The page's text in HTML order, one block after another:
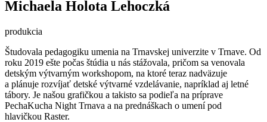
Michaela Holota Lehoczká
produkcia
Študovala pedagogiku umenia na Trnavskej univerzite v Trnave. Od
roku 2019 ešte počas štúdia u nás stážovala, pričom sa venovala
detským výtvarným workshopom, na ktoré teraz nadväzuje
a plánuje rozvíjať detské výtvarné vzdelávanie, napríklad aj letné
tábory. Je našou grafičkou a takisto sa podieľa na príprave
PechaKucha Night Trnava a na prednáškach o umení pod
hlavičkou Raster.